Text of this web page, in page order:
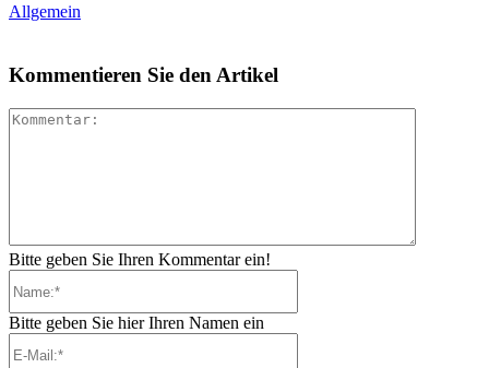
Allgemein
Kommentieren Sie den Artikel
Bitte geben Sie Ihren Kommentar ein!
Bitte geben Sie hier Ihren Namen ein